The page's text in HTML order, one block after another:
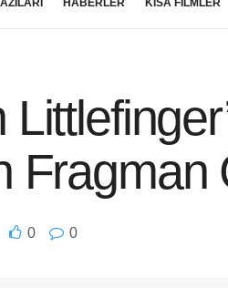
HABERLER KISA FİLMLER
Fragman
0 0